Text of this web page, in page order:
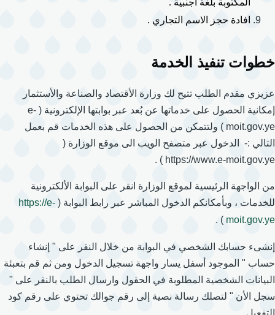
المكتوبة بلغة اجنبية .
افادة حجز الاسم التجاري .
خطوات تنفيذ الخدمة
عزيزي مقدم الطلب تتيح لك وزارة الأقتصاد والصناعة والأستثمار
إمكانية الحصول على خدماتها عن بُعد عبر بوابتها الإلكترونية ( e-
moit.gov.ye ) ولتتمكن من الحصول على هذه الخدمات قم بعمل
التالي :- الدخول عبر متصفح الويب الى موقع الوزارة (
https://www.e-moit.gov.ye ) .
من الواجهة الرئيسية لموقع الوزارة انقر على البوابة الألكترونية
للخدمات ، وبأمكانكم الدخول المباشر عبر رابط البوابة ( https://e-
moit.gov.ye
) .
إنشىء حسابك الشخصي في البوابة من خلال النقر على " إنشاء
حساب " الموجود أسفل يسار واجهة تسجيل الدخول ومن ثم قم بتعبئة
البيانات الشخصية المطلوبة في الحقول وارسال الطلب بالنقر على "
سجل الأن " لتصلك رسالة نصية إلى رقم جوالك تحتوي على رقم كود